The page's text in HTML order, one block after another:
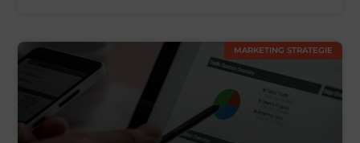
MARKETING STRATEGIE